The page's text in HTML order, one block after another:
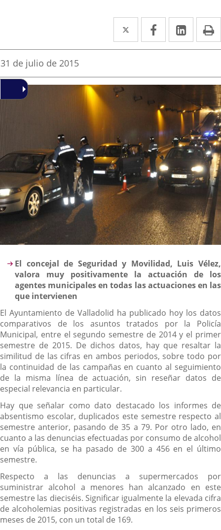
Twitter
Enlace
a
aplicación
externa.
Facebook
Enlace
a
aplicación
externa.
Enlace
a
Fecha
la
noticia
31 de julio de 2015
Descripción
El concejal de Seguridad y Movilidad, Luis Vélez,
valora muy positivamente la actuación de los
agentes municipales en todas las actuaciones en las
que intervienen
El Ayuntamiento de Valladolid ha publicado hoy los datos
comparativos de los asuntos tratados por la Policía
Municipal, entre el segundo semestre de 2014 y el primer
semestre de 2015. De dichos datos, hay que resaltar la
similitud de las cifras en ambos periodos, sobre todo por
la continuidad de las campañas en cuanto al seguimiento
de la misma línea de actuación, sin reseñar datos de
especial relevancia en particular.
Hay que señalar como dato destacado los informes de
absentismo escolar, duplicados este semestre respecto al
semestre anterior, pasando de 35 a 79. Por otro lado, en
cuanto a las denuncias efectuadas por consumo de alcohol
en vía pública, se ha pasado de 300 a 456 en el último
semestre.
Respecto a las denuncias a supermercados por
suministrar alcohol a menores han alcanzado en este
semestre las dieciséis. Significar igualmente la elevada cifra
de alcoholemias positivas registradas en los seis primeros
meses de 2015, con un total de 169.